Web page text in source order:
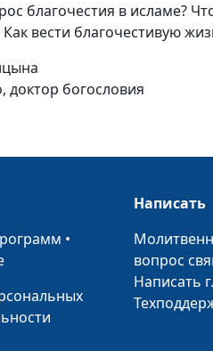
благочестия в исламе?
вести благочестивую
доктор богословия
•
Написать
вопрос
Написать